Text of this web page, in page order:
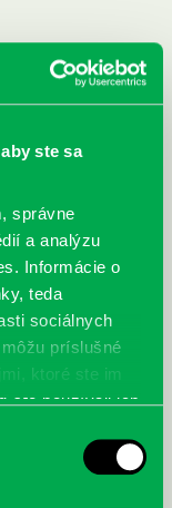
ste sa
správne
a analýzu
Informácie o
teda
sociálnych
príslušné
ktoré ste im
ste používali ich